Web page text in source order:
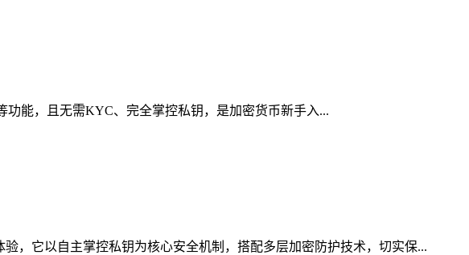
功能，且无需KYC、完全掌控私钥，是加密货币新手入...
，它以自主掌控私钥为核心安全机制，搭配多层加密防护技术，切实保...